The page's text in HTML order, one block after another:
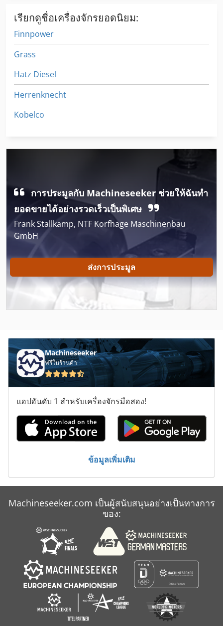
เรียกดูชื่อเครื่องจักรยอดนิยม:
Finnpower
Grass
Hatz Diesel
Herrenknecht
Kobelco
การประมูลกับ Machineseeker ช่วยให้ฉันทำ
ยอดขายได้อย่างรวดเร็วเป็นพิเศษ
Frank Stallkamp, NTF Korfhage Maschinenbau
GmbH
ส่งการประมูล
Machineseeker
ฟรีในร้านค้า
แอปอันดับ 1 สำหรับเครื่องจักรมือสอง!
ข้อมูลเพิ่มเติม
Machineseeker.com เป็นผู้สนับสนุนอย่างเป็นทางการ
ของ: